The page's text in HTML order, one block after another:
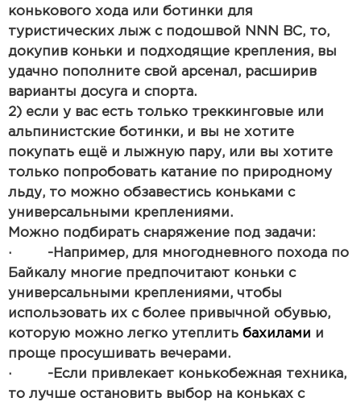
конькового хода или ботинки для
туристических лыж с подошвой NNN BC, то,
докупив коньки и подходящие крепления, вы
удачно пополните свой арсенал, расширив
варианты досуга и спорта.
2) если у вас есть только треккинговые или
альпинистские ботинки, и вы не хотите
покупать ещё и лыжную пару, или вы хотите
только попробовать катание по природному
льду, то можно обзавестись коньками с
универсальными креплениями.
Можно подбирать снаряжение под задачи:
· -Например, для многодневного похода по
Байкалу многие предпочитают коньки с
универсальными креплениями, чтобы
использовать их с более привычной обувью,
которую можно легко утеплить бахилами и
проще просушивать вечерами.
· -Если привлекает конькобежная техника,
то лучше остановить выбор на коньках с